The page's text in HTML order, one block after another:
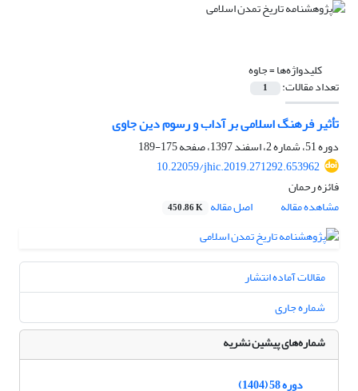
کلیدواژه‌ها =جاوه
تعداد مقالات: 1
تأثیر فرهنگ اسلامی بر آداب و رسوم دین جاوی
دوره 51، شماره 2، اسفند 1397، صفحه
175-189
10.22059/jhic.2019.271292.653962
فائزه رحمان
مشاهده مقاله
اصل مقاله 450.86 K
مقالات آماده انتشار
شماره جاری
شماره‌های پیشین نشریه
دوره 58 (1404)